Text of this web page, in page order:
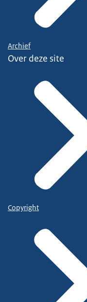
Archief
Over deze site
Copyright